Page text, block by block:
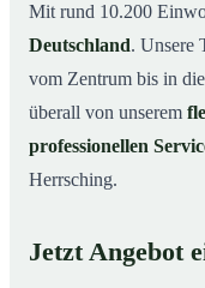
Mit rund 10.200
Deutschland. Unsere
vom Zentrum bis in
überall von unserem
professionellen
Herrsching.
Jetzt Angebot